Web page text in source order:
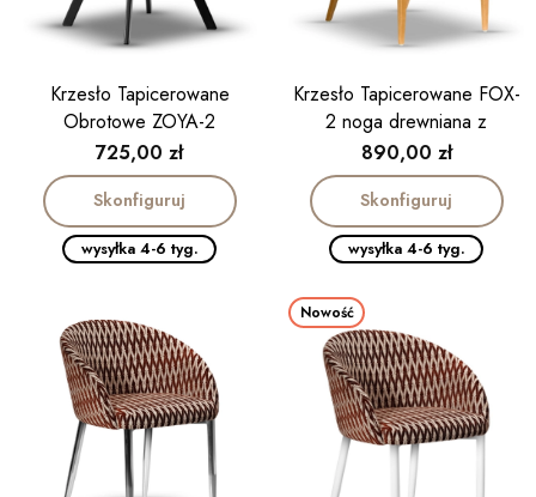
Krzesło Tapicerowane
Obrotowe ZOYA-2
Cena
725,00 zł
Skonfiguruj
wysyłka 4-6 tyg.
Krzesło Tapicerowane FOX-
2 noga drewniana z
podłokietnikiem
Cena
890,00 zł
Skonfiguruj
wysyłka 4-6 tyg.
Nowość